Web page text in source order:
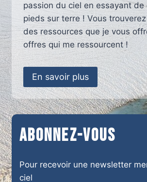
passion du ciel en essayant de
pieds sur terre ! Vous
des ressources que je vous
offres qui me ressourcent !
En savoir plus
Abonnez-vous
Pour recevoir une newsletter
ciel